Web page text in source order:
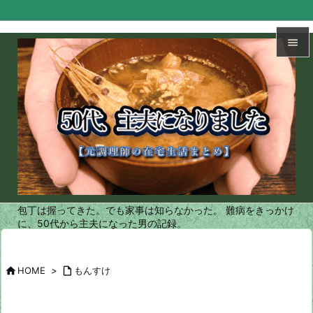


メニュ

サイド

前へ

次へ

検索
包丁は握ってきた。でも家事は知らなかった。 難病をきっかけ
に、50代から主夫になった男の記録。
HOME >  もんすけ